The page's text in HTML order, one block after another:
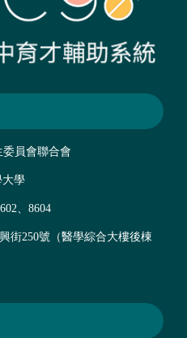
員會聯合會
大學
、8604
街250號（醫學綜合大樓後棟